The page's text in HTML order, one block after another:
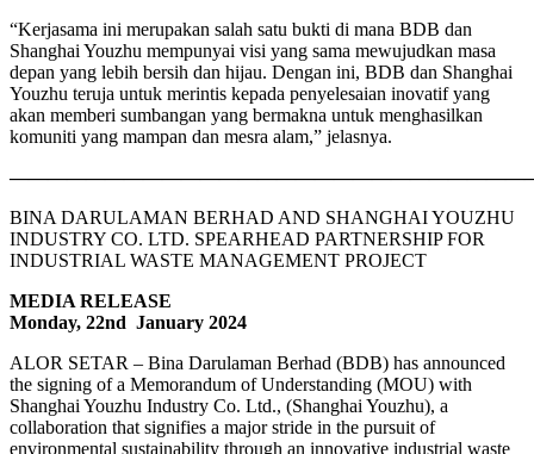
“Kerjasama ini merupakan salah satu bukti di mana BDB dan
Shanghai Youzhu mempunyai visi yang sama mewujudkan masa
depan yang lebih bersih dan hijau. Dengan ini, BDB dan Shanghai
Youzhu teruja untuk merintis kepada penyelesaian inovatif yang
akan memberi sumbangan yang bermakna untuk menghasilkan
komuniti yang mampan dan mesra alam,” jelasnya.
BINA DARULAMAN BERHAD AND SHANGHAI YOUZHU
INDUSTRY CO. LTD. SPEARHEAD PARTNERSHIP FOR
INDUSTRIAL WASTE MANAGEMENT PROJECT
MEDIA RELEASE
Monday, 22nd January 2024
ALOR SETAR – Bina Darulaman Berhad (BDB) has announced
the signing of a Memorandum of Understanding (MOU) with
Shanghai Youzhu Industry Co. Ltd., (Shanghai Youzhu), a
collaboration that signifies a major stride in the pursuit of
environmental sustainability through an innovative industrial waste